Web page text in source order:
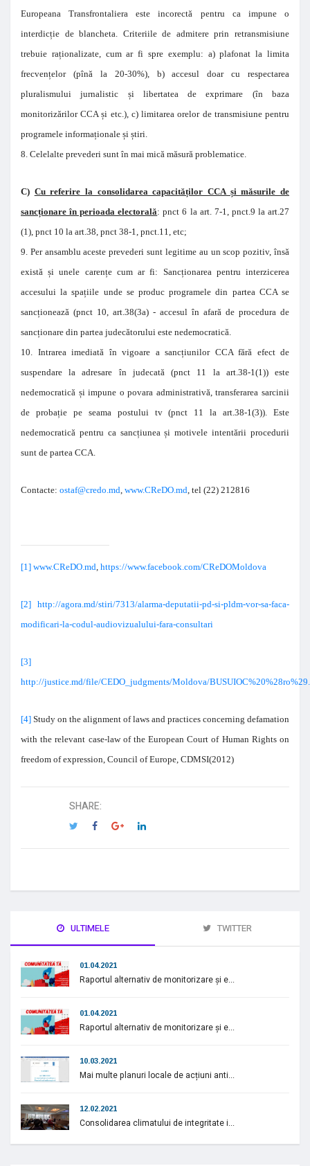
Europeana Transfrontaliera este incorectă pentru ca impune o
interdicție de blancheta. Criteriile de admitere prin retransmisiune
trebuie raționalizate, cum ar fi spre exemplu: a) plafonat la limita
frecvențelor (pînă la 20-30%), b) accesul doar cu respectarea
pluralismului jurnalistic și libertatea de exprimare (în baza
monitorizărilor CCA și etc.), c) limitarea orelor de transmisiune pentru
programele informaționale și știri.
8. Celelalte prevederi sunt în mai mică măsură problematice.
C) Cu referire la consolidarea capacităților CCA și măsurile de
sancționare în perioada electorală: pnct 6 la art. 7-1, pnct.9 la art.27
(1), pnct 10 la art.38, pnct 38-1, pnct.11, etc;
9. Per ansamblu aceste prevederi sunt legitime au un scop pozitiv, însă
există și unele carențe cum ar fi: Sancționarea pentru interzicerea
accesului la spațiile unde se produc programele din partea CCA se
sancționează (pnct 10, art.38(3a) - accesul în afară de procedura de
sancționare din partea judecătorului este nedemocratică.
10. Intrarea imediată în vigoare a sancțiunilor CCA fără efect de
suspendare la adresare în judecată (pnct 11 la art.38-1(1)) este
nedemocratică și impune o povara administrativă, transferarea sarcinii
de probație pe seama postului tv (pnct 11 la art.38-1(3)). Este
nedemocratică pentru ca sancțiunea și motivele intentării procedurii
sunt de partea CCA.
Contacte: ostaf@credo.md, www.CReDO.md, tel (22) 212816
[1] www.CReDO.md, https://www.facebook.com/CReDOMoldova
[2] http://agora.md/stiri/7313/alarma-deputatii-pd-si-pldm-vor-sa-faca-
modificari-la-codul-audiovizualului-fara-consultari
[3]
http://justice.md/file/CEDO_judgments/Moldova/
[4] Study on the alignment of laws and practices concerning defamation
with the relevant case-law of the European Court of Human Rights on
freedom of expression, Council of Europe, CDMSI(2012)
SHARE:
ULTIMELE TWITTER
01.04.2021
Raportul alternativ de monitorizare și e...
01.04.2021
Raportul alternativ de monitorizare și e...
10.03.2021
Mai multe planuri locale de acțiuni anti...
12.02.2021
Consolidarea climatului de integritate i...